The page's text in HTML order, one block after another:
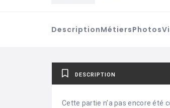
DescriptionMétiersPhotos
DESCRIPTION
Cette partie n’a pas encore été